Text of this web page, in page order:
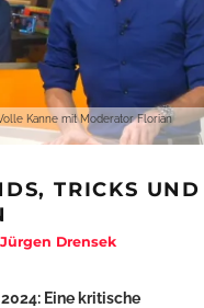
Kanne mit Moderator Florian
TRICKS UND
Drensek
Eine kritische